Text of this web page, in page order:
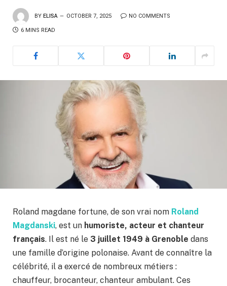
BY ELISA OCTOBER 7, 2025 NO COMMENTS
6 MINS READ
Roland magdane fortune, de son vrai nom Roland
Magdanski, est un humoriste, acteur et chanteur
français. Il est né le 3 juillet 1949 à Grenoble dans
une famille d’origine polonaise. Avant de connaître la
célébrité, il a exercé de nombreux métiers :
chauffeur, brocanteur, chanteur ambulant. Ces